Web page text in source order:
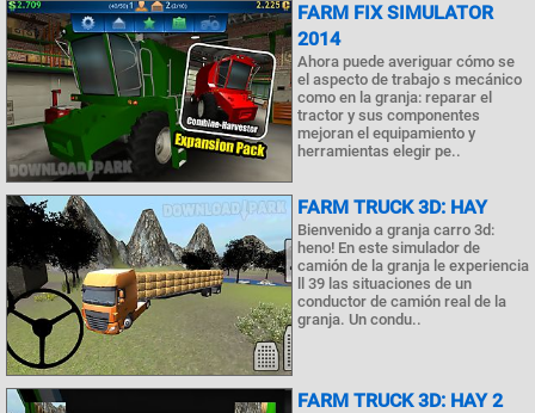
FARM FIX SIMULATOR
2014
Ahora puede averiguar cómo se
el aspecto de trabajo s mecánico
como en la granja: reparar el
tractor y sus componentes
mejoran el equipamiento y
herramientas elegir pe..
FARM TRUCK 3D: HAY
Bienvenido a granja carro 3d:
heno! En este simulador de
camión de la granja le experiencia
ll 39 las situaciones de un
conductor de camión real de la
granja. Un condu..
FARM TRUCK 3D: HAY 2